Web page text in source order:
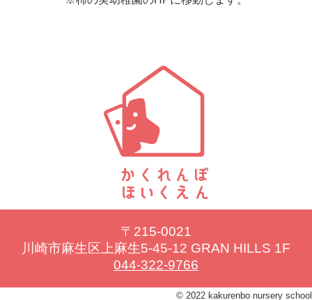
〒215-0021
川崎市麻生区上麻生5-45-12 GRAN HILLS 1F
044-322-9766
© 2022 kakurenbo nursery school